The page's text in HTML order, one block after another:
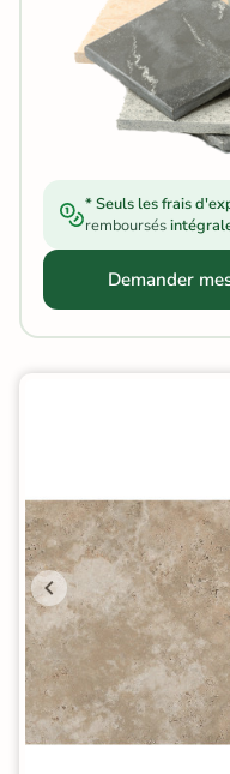
* Seuls les frais
remboursés
Demander